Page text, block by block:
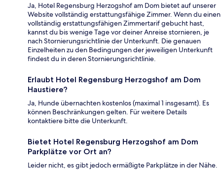
Ja, Hotel Regensburg Herzogshof am Dom bietet auf unserer
Website vollständig erstattungsfähige Zimmer. Wenn du einen
vollständig erstattungsfähigen Zimmertarif gebucht hast,
kannst du bis wenige Tage vor deiner Anreise stornieren, je
nach Stornierungsrichtlinie der Unterkunft. Die genauen
Einzelheiten zu den Bedingungen der jeweiligen Unterkunft
findest du in deren Stornierungsrichtlinie.
Erlaubt Hotel Regensburg Herzogshof am Dom
Haustiere?
Ja, Hunde übernachten kostenlos (maximal 1 insgesamt). Es
können Beschränkungen gelten. Für weitere Details
kontaktiere bitte die Unterkunft.
Bietet Hotel Regensburg Herzogshof am Dom
Parkplätze vor Ort an?
Leider nicht, es gibt jedoch ermäßigte Parkplätze in der Nähe.